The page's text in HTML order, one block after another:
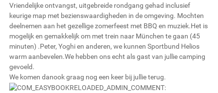
Vriendelijke ontvangst, uitgebreide rondgang gehad inclusief
keurige map met bezienswaardigheden in de omgeving. Mochten
deelnemen aan het gezellige zomerfeest met BBQ en muziek.Het is
mogelijk en gemakkelijk om met trein naar München te gaan (45
minuten) .Peter, Yoghi en anderen, we kunnen Sportbund Helios
warm aanbevelen.We hebben ons echt als gast van jullie camping
gevoeld.
We komen danook graag nog een keer bij jullie terug.